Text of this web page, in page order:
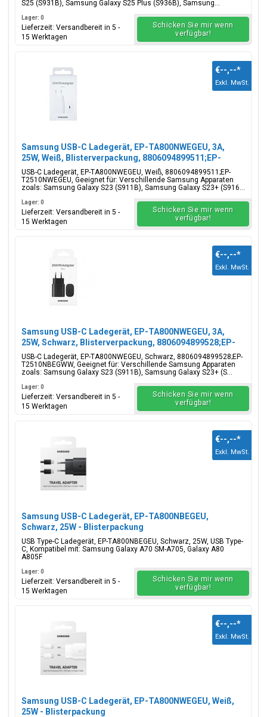
S25 (S931B), Samsung Galaxy S25 Plus (S936B), Samsung...
Lager: 0
Lieferzeit: Versandbereit in 5 -
15 Werktagen
Schicken Sie mir wenn
verfügbar!
Samsung USB-C Ladegerät, EP-TA800NWEGEU, 3A,
25W, Weiß, Blisterverpackung, 8806094899511;EP-
T2510NWEGEU
USB-C Ladegerät, EP-TA800NWEGEU, Weiß, 8806094899511;EP-
T2510NWEGEU, Geeignet für: Verschillende Samsung Apparaten
zoals: Samsung Galaxy S23 (S911B), Samsung Galaxy S23+ (S916...
€--,--*
Exkl. MwSt.
Lager: 0
Lieferzeit: Versandbereit in 5 -
15 Werktagen
Schicken Sie mir wenn
verfügbar!
Samsung USB-C Ladegerät, EP-TA800NWEGEU, 3A,
25W, Schwarz, Blisterverpackung, 8806094899528;EP-
T2510NBEGWW
USB-C Ladegerät, EP-TA800NWEGEU, Schwarz, 8806094899528;EP-
T2510NBEGWW, Geeignet für: Verschillende Samsung Apparaten
zoals: Samsung Galaxy S23 (S911B), Samsung Galaxy S23+ (S...
€--,--*
Exkl. MwSt.
Lager: 0
Lieferzeit: Versandbereit in 5 -
15 Werktagen
Schicken Sie mir wenn
verfügbar!
Samsung USB-C Ladegerät, EP-TA800NBEGEU,
Schwarz, 25W - Blisterpackung
USB Type-C Ladegerät, EP-TA800NBEGEU, Schwarz, 25W, USB Type-
C, Kompatibel mit: Samsung Galaxy A70 SM-A705, Galaxy A80
A805F
€--,--*
Exkl. MwSt.
Lager: 0
Lieferzeit: Versandbereit in 5 -
15 Werktagen
Schicken Sie mir wenn
verfügbar!
Samsung USB-C Ladegerät, EP-TA800NWEGEU, Weiß,
25W - Blisterpackung
€--,--*
Exkl. MwSt.